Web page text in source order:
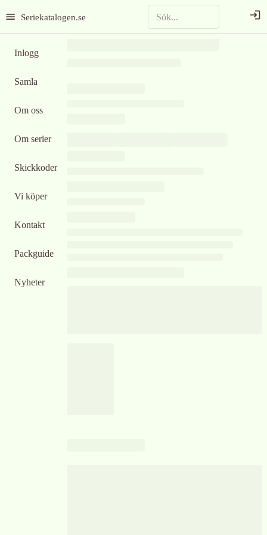
Seriekatalogen.se
Inlogg
Samla
Om oss
Om serier
Skickkoder
Vi köper
Kontakt
Packguide
Nyheter